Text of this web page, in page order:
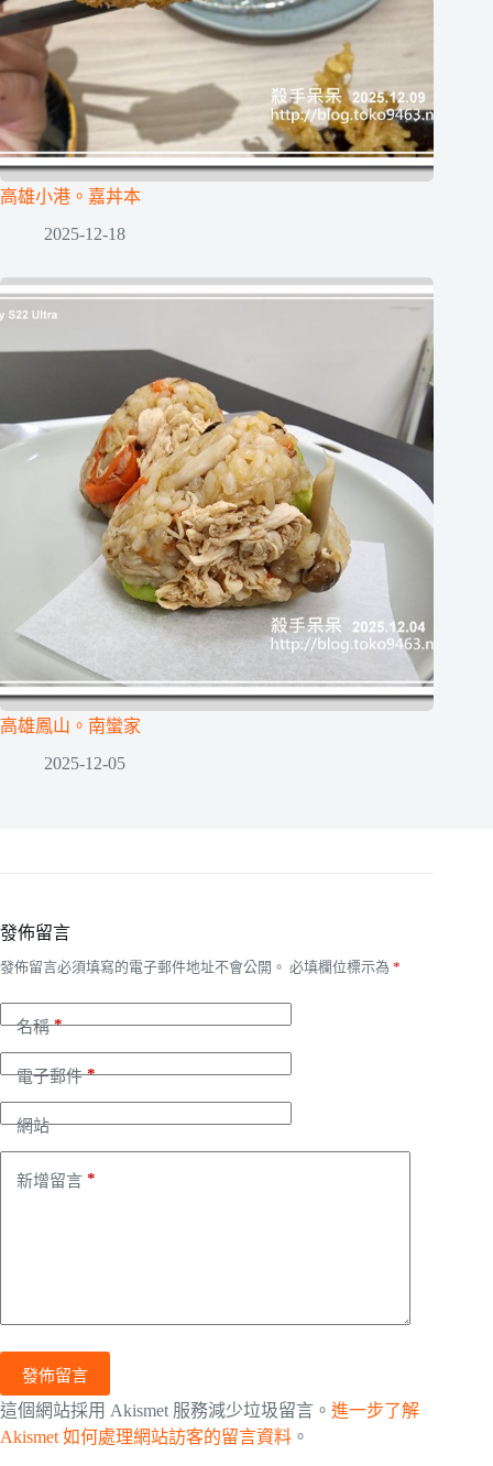
高雄小港。嘉丼本
2025-12-18
高雄鳳山。南蠻家
2025-12-05
發佈留言
發佈留言必須填寫的電子郵件地址不會公開。 必填欄位標示為 *
名稱*
電子郵件*
網站
新增留言 *
發佈留言
這個網站採用 Akismet 服務減少垃圾留言。 進一步了解
Akismet 如何處理網站訪客的留言資料 。